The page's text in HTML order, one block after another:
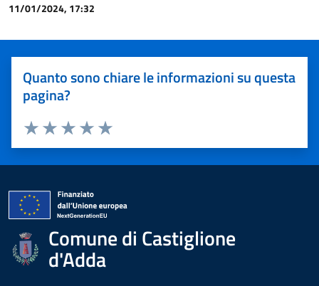
11/01/2024, 17:32
Quanto sono chiare le informazioni su questa
pagina?
Valuta 5 stelle su 5
Valuta 4 stelle su 5
Valuta 3 stelle su 5
Valuta 2 stelle su 5
Valuta 1 stelle su 5
Comune di Castiglione
d'Adda